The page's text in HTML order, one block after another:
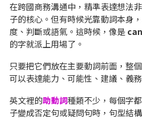
在跨國商務溝通中，精準表達想法
子的核心。但有時候光靠動詞本身
度、判斷或語氣。這時候，像是
的字就派上用場了。
只要把它們放在主要動詞前面，整
可以表達能力、可能性、建議、義
英文裡的助動詞種類不少，每個字
子變成否定句或疑問句時，句型結